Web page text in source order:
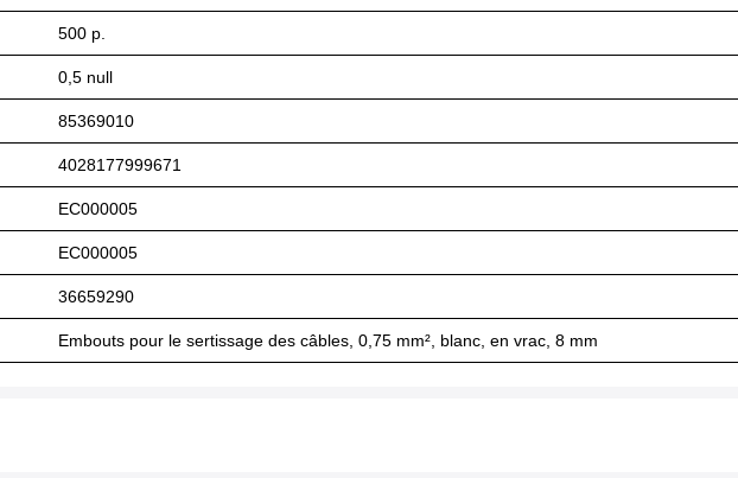
500 p.
0,5 null
85369010
4028177999671
EC000005
EC000005
36659290
Embouts pour le sertissage des câbles, 0,75 mm², blanc, en vrac, 8 mm